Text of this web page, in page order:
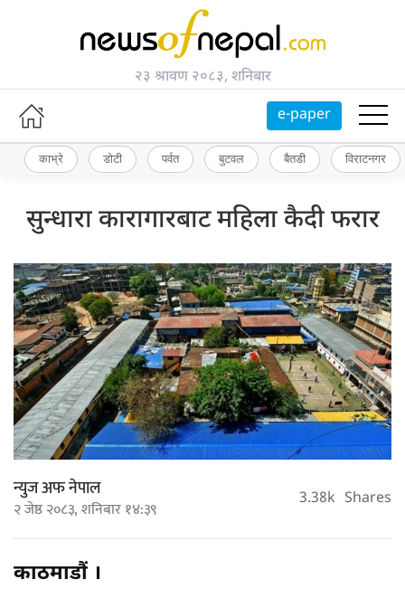
२३ श्रावण २०८३, शनिबार
e-paper
काभ्रे डोटी पर्वत बुटवल बैतडी विराटनगर
सुन्धारा कारागारबाट महिला कैदी फरार
न्युज अफ नेपाल
२ जेष्ठ २०८३, शनिबार १४:३९ 3.38k Shares
काठमाडौं ।